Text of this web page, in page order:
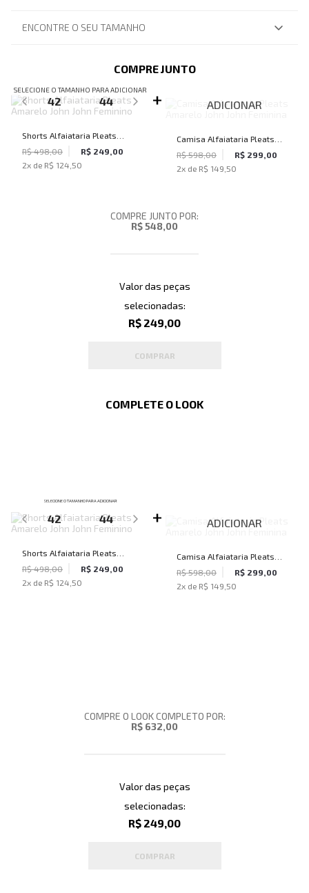
ENCONTRE O SEU TAMANHO
COMPRE JUNTO
SELECIONE O TAMANHO PARA ADICIONAR
42 44
Shorts Alfaiataria Pleats
Amarelo John John Feminino
R$ 498,00
R$ 249,00
2x de R$ 124,50
ADICIONAR
Camisa Alfaiataria Pleats
Amarelo John John Feminina
R$ 598,00
R$ 299,00
2x de R$ 149,50
COMPRE JUNTO POR:
R$ 548,00
Valor das peças
selecionadas:
R$ 249,00
COMPRAR
COMPLETE O LOOK
SELECIONE O TAMANHO PARA ADICIONAR
42 44
Shorts Alfaiataria Pleats
Amarelo John John Feminino
R$ 498,00
R$ 249,00
2x de R$ 124,50
ADICIONAR
Camisa Alfaiataria Pleats
Amarelo John John Feminina
R$ 598,00
R$ 299,00
2x de R$ 149,50
COMPRE O LOOK COMPLETO POR:
R$ 632,00
Valor das peças
selecionadas:
R$ 249,00
COMPRAR